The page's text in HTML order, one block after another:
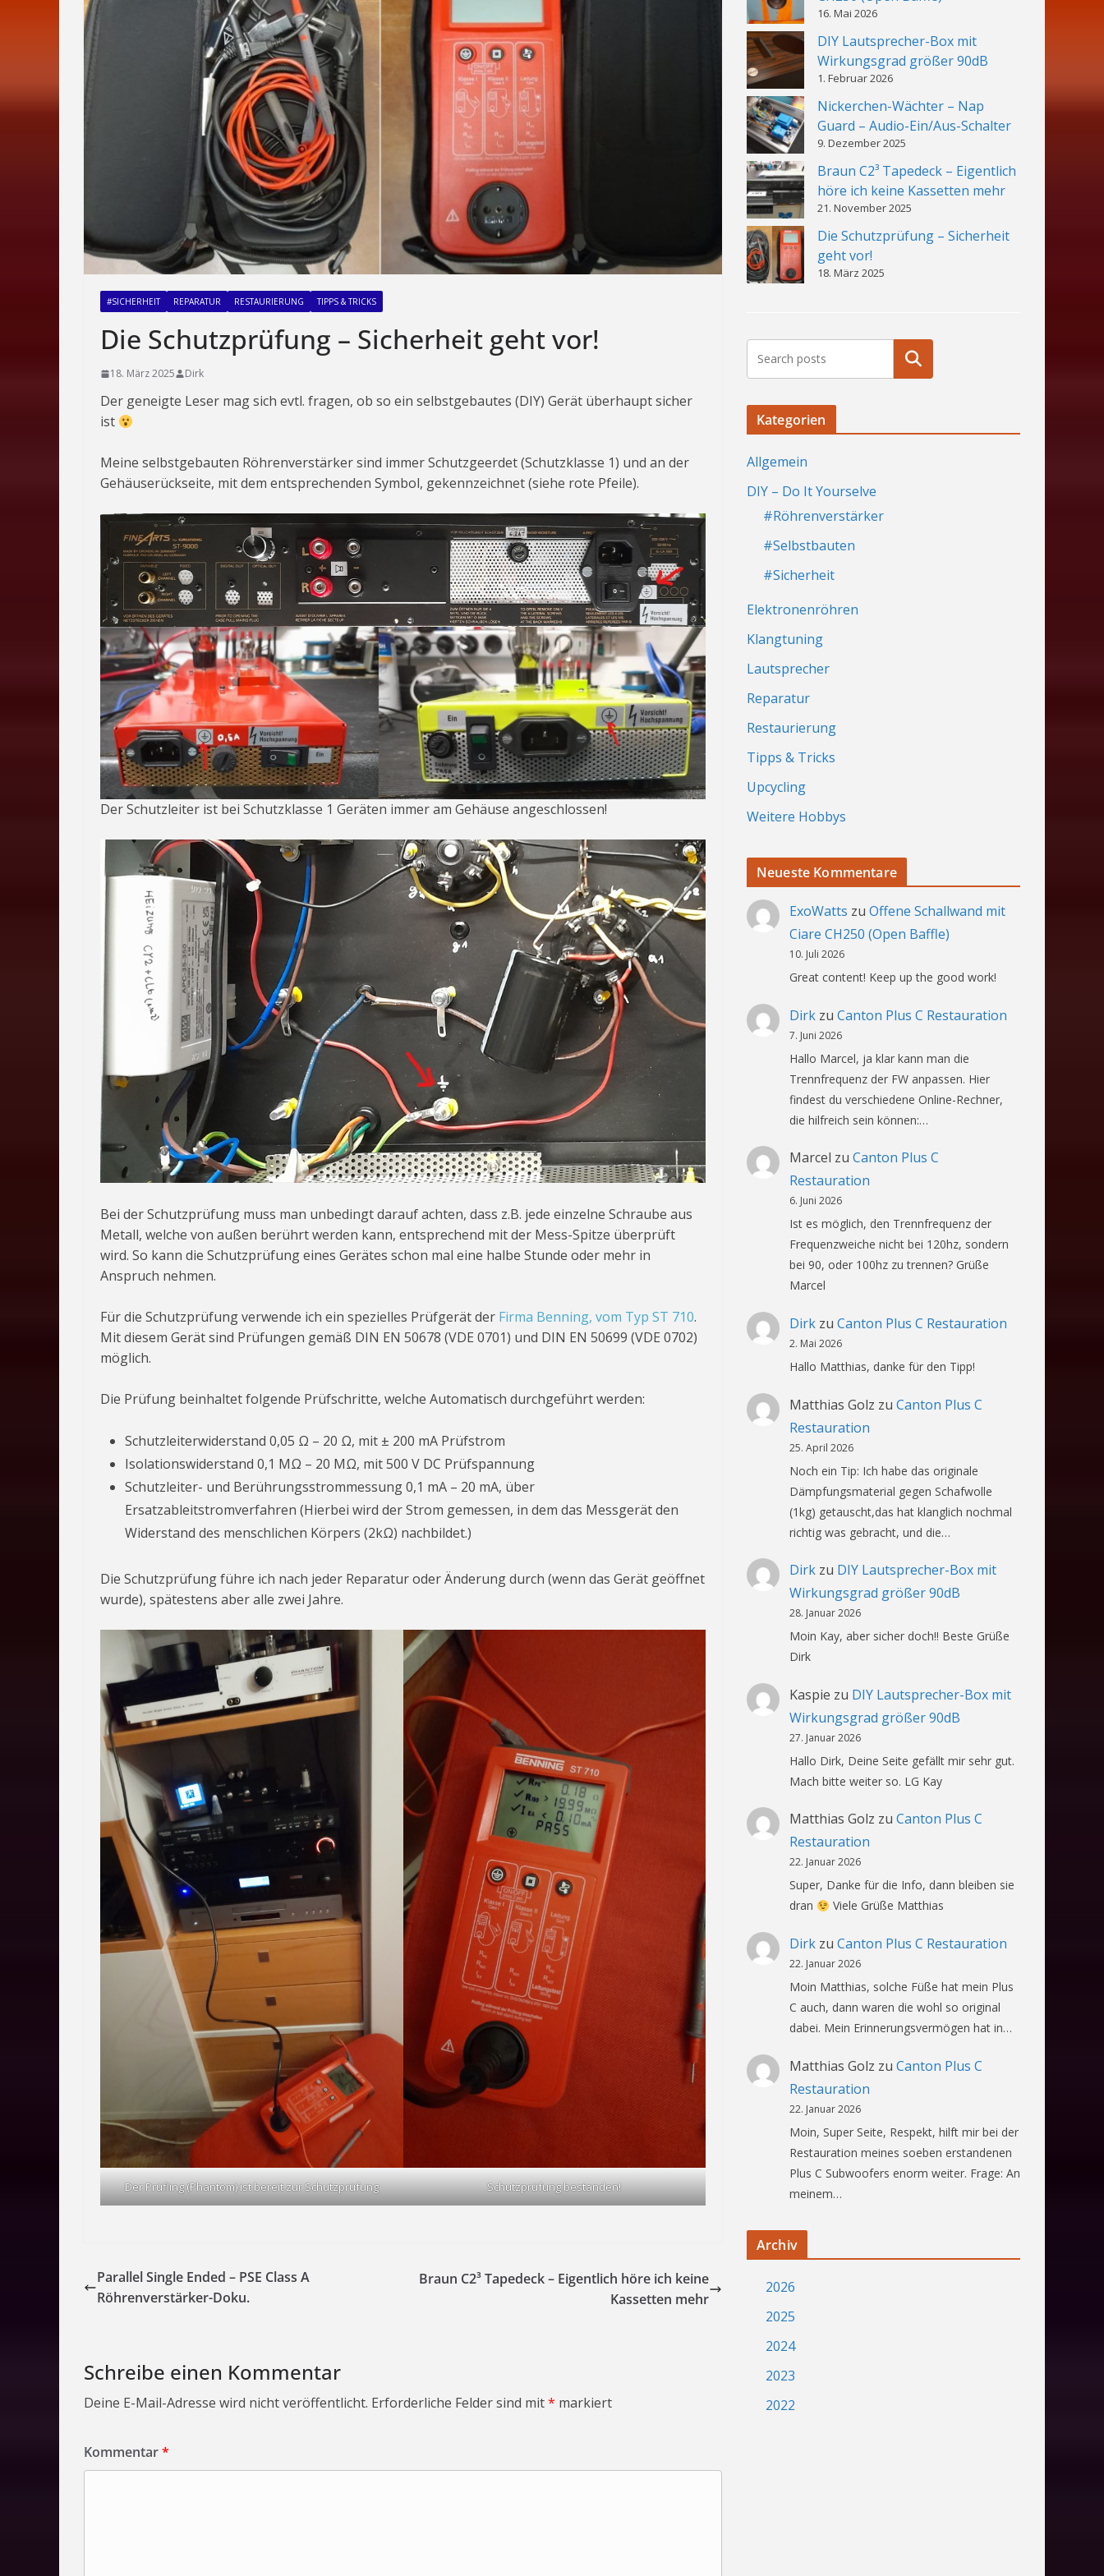
#SICHERHEIT REPARATUR RESTAURIERUNG TIPPS & TRICKS
Die Schutzprüfung – Sicherheit geht vor!
18. März 2025 Dirk
Der geneigte Leser mag sich evtl. fragen, ob so ein selbstgebautes (DIY) Gerät überhaupt sicher
ist
Meine selbstgebauten Röhrenverstärker sind immer Schutzgeerdet (Schutzklasse 1) und an der
Gehäuserückseite, mit dem entsprechenden Symbol, gekennzeichnet (siehe rote Pfeile).
Der Schutzleiter ist bei Schutzklasse 1 Geräten immer am Gehäuse angeschlossen!
Bei der Schutzprüfung muss man unbedingt darauf achten, dass z.B. jede einzelne Schraube aus
Metall, welche von außen berührt werden kann, entsprechend mit der Mess-Spitze überprüft
wird. So kann die Schutzprüfung eines Gerätes schon mal eine halbe Stunde oder mehr in
Anspruch nehmen.
Für die Schutzprüfung verwende ich ein spezielles Prüfgerät der Firma Benning, vom Typ ST 710.
Mit diesem Gerät sind Prüfungen gemäß DIN EN 50678 (VDE 0701) und DIN EN 50699 (VDE 0702)
möglich.
Die Prüfung beinhaltet folgende Prüfschritte, welche Automatisch durchgeführt werden:
Schutzleiterwiderstand 0,05 Ω – 20 Ω, mit ± 200 mA Prüfstrom
Isolationswiderstand 0,1 MΩ – 20 MΩ, mit 500 V DC Prüfspannung
Schutzleiter- und Berührungsstrommessung 0,1 mA – 20 mA, über
Ersatzableitstromverfahren (Hierbei wird der Strom gemessen, in dem das Messgerät den
Widerstand des menschlichen Körpers (2kΩ) nachbildet.)
Die Schutzprüfung führe ich nach jeder Reparatur oder Änderung durch (wenn das Gerät geöffnet
wurde), spätestens aber alle zwei Jahre.
Der Prüfling (Phantom) ist bereit zur Schutzprüfung Schutzprüfung bestanden!
Parallel Single Ended – PSE Class A
Röhrenverstärker-Doku.
Braun C2³ Tapedeck – Eigentlich höre ich keine
Kassetten mehr
Schreibe einen Kommentar
Deine E-Mail-Adresse wird nicht veröffentlicht. Erforderliche Felder sind mit* markiert
Kommentar*
16. Mai 2026
DIY Lautsprecher-Box mit
Wirkungsgrad größer 90dB
1. Februar 2026
Nickerchen-Wächter – Nap
Guard – Audio-Ein/Aus-Schalter
9. Dezember 2025
Braun C2³ Tapedeck – Eigentlich
höre ich keine Kassetten mehr
21. November 2025
Die Schutzprüfung – Sicherheit
geht vor!
18. März 2025
Suchen
Kategorien
Allgemein
DIY – Do It Yourselve
#Röhrenverstärker
#Selbstbauten
#Sicherheit
Elektronenröhren
Klangtuning
Lautsprecher
Reparatur
Restaurierung
Tipps & Tricks
Upcycling
Weitere Hobbys
Neueste Kommentare
ExoWatts zu Offene Schallwand mit
Ciare CH250 (Open Baffle)
10. Juli 2026
Great content! Keep up the good work!
Dirk zu Canton Plus C Restauration
7. Juni 2026
Hallo Marcel, ja klar kann man die
Trennfrequenz der FW anpassen. Hier
findest du verschiedene Online-Rechner,
die hilfreich sein können:…
Marcel zu Canton Plus C
Restauration
6. Juni 2026
Ist es möglich, den Trennfrequenz der
Frequenzweiche nicht bei 120hz, sondern
bei 90, oder 100hz zu trennen? Grüße
Marcel
Dirk zu Canton Plus C Restauration
2. Mai 2026
Hallo Matthias, danke für den Tipp!
Matthias Golz zu Canton Plus C
Restauration
25. April 2026
Noch ein Tip: Ich habe das originale
Dämpfungsmaterial gegen Schafwolle
(1kg) getauscht,das hat klanglich nochmal
richtig was gebracht, und die…
Dirk zu DIY Lautsprecher-Box mit
Wirkungsgrad größer 90dB
28. Januar 2026
Moin Kay, aber sicher doch!! Beste Grüße
Dirk
Kaspie zu DIY Lautsprecher-Box mit
Wirkungsgrad größer 90dB
27. Januar 2026
Hallo Dirk, Deine Seite gefällt mir sehr gut.
Mach bitte weiter so. LG Kay
Matthias Golz zu Canton Plus C
Restauration
22. Januar 2026
Super, Danke für die Info, dann bleiben sie
dran
Viele Grüße Matthias
Dirk zu Canton Plus C Restauration
22. Januar 2026
Moin Matthias, solche Füße hat mein Plus
C auch, dann waren die wohl so original
dabei. Mein Erinnerungsvermögen hat in…
Matthias Golz zu Canton Plus C
Restauration
22. Januar 2026
Moin, Super Seite, Respekt, hilft mir bei der
Restauration meines soeben erstandenen
Plus C Subwoofers enorm weiter. Frage: An
meinem…
Archiv
2026
2025
2024
2023
2022